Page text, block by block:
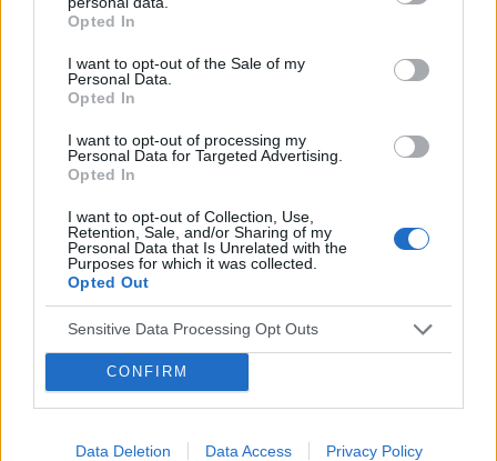
Opted In
I want to opt-out of the Sale of my
Personal Data.
Opted In
I want to opt-out of processing my
Personal Data for Targeted Advertising.
Opted In
I want to opt-out of Collection, Use,
Retention, Sale, and/or Sharing of my
Personal Data that Is Unrelated with the
Purposes for which it was collected.
Opted Out
Sensitive Data Processing Opt Outs
CONFIRM
Data Deletion Data Access Privacy Policy
INNE TEMATY
25 lat historii mapowania serca: od 2D do 3D i AI
Polska elektrofizjologia ma już 25 lat doświadczeń z
pierwsze zabiegi ablacji zaburzeń rytmu serca z użyciem